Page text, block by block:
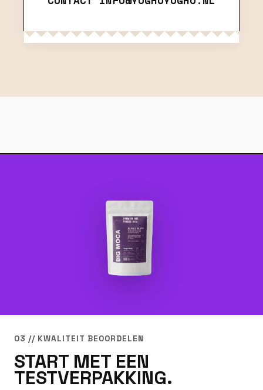
03 // KWALITEIT BEOORDELEN
START MET EEN
TESTVERPAKKING.